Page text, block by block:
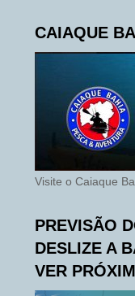
CAIAQUE
Visite o Caiaque
PREVISÃO
DESLIZE A
VER